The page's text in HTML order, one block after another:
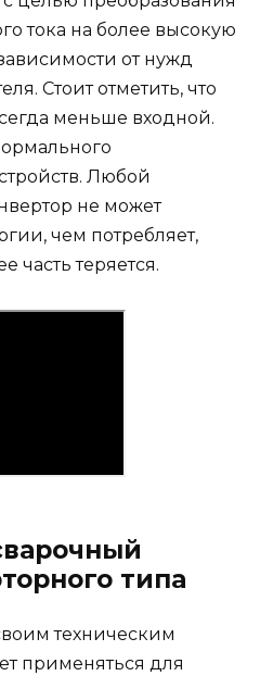
тока на более высокую
от нужд
Стоит отметить, что
меньше входной.
Любой
не может
чем потребляет,
часть теряется.
типа
техническим
применяться для